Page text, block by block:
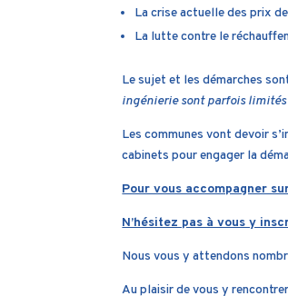
La crise actuelle des prix
La lutte contre le
Le sujet et les démarches
ingénierie sont parfois limités
Les communes vont devoir
cabinets pour engager la
Pour vous accompagner
N’hésitez pas à vous y
Nous vous y attendons
Au plaisir de vous y